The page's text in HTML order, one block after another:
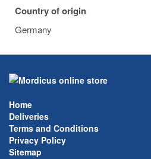
Country of origin
Germany
Home
Deliveries
Terms and Conditions
Privacy Policy
Sitemap